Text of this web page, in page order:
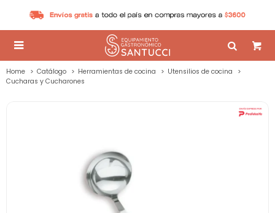

Home Catálogo Herramientas de cocina
Utensilios de cocina
Cucharas y Cucharones